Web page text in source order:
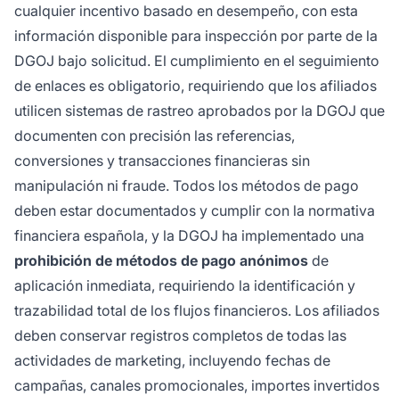
cualquier incentivo basado en desempeño, con esta
información disponible para inspección por parte de la
DGOJ bajo solicitud. El cumplimiento en el seguimiento
de enlaces es obligatorio, requiriendo que los afiliados
utilicen sistemas de rastreo aprobados por la DGOJ que
documenten con precisión las referencias,
conversiones y transacciones financieras sin
manipulación ni fraude. Todos los métodos de pago
deben estar documentados y cumplir con la normativa
financiera española, y la DGOJ ha implementado una
prohibición de métodos de pago anónimos de
aplicación inmediata, requiriendo la identificación y
trazabilidad total de los flujos financieros. Los afiliados
deben conservar registros completos de todas las
actividades de marketing, incluyendo fechas de
campañas, canales promocionales, importes invertidos